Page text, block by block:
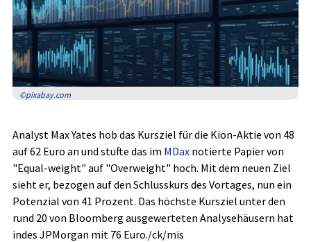
©pixabay.com
Analyst Max Yates hob das Kursziel für die Kion-Aktie von 48
auf 62 Euro an und stufte das im MDax notierte Papier von
"Equal-weight" auf "Overweight" hoch. Mit dem neuen Ziel
sieht er, bezogen auf den Schlusskurs des Vortages, nun ein
Potenzial von 41 Prozent. Das höchste Kursziel unter den
rund 20 von Bloomberg ausgewerteten Analysehäusern hat
indes JPMorgan mit 76 Euro./ck/mis